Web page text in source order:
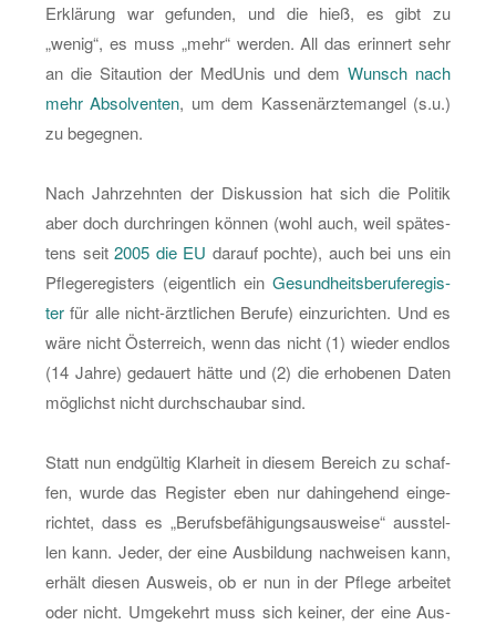
Er­klä­rung war ge­fun­den, und die hieß, es gibt zu
„wenig“, es muss „mehr“ wer­den. All das er­in­nert sehr
an die Sit­au­ti­on der Me­dU­nis und dem Wunsch nach
mehr Ab­sol­ven­ten, um dem Kas­sen­ärz­te­man­gel (s.u.)
zu be­geg­nen.
Nach Jahr­zehn­ten der Dis­kus­si­on hat sich die Po­li­tik
aber doch durch­rin­gen kön­nen (wohl auch, weil spä­tes­
tens seit2005 die EU dar­auf poch­te), auch bei uns ein
Pfle­ge­re­gis­ters (ei­gent­lich ein Ge­sund­heits­be­ru­fe­re­gis­
terfür alle nicht-ärzt­li­chen Be­ru­fe) ein­zu­rich­ten. Und es
wäre nicht Ös­ter­reich, wenn das nicht (1) wie­der end­los
(14 Jahre) ge­dau­ert hätte und (2) die er­ho­be­nen Daten
mög­lichst nicht durch­schau­bar sind.
Statt nun end­gül­tig Klar­heit in die­sem Be­reich zu schaf­
fen, wurde das Re­gis­ter eben nur da­hin­ge­hend ein­ge­
rich­tet, dass es „Be­rufs­be­fä­hi­gungs­aus­wei­se“ aus­stel­
len kann. Jeder, der eine Aus­bil­dung nach­wei­sen kann,
er­hält die­sen Aus­weis, ob er nun in der Pfle­ge ar­bei­tet
oder nicht. Um­ge­kehrt muss sich kei­ner, der eine Aus­